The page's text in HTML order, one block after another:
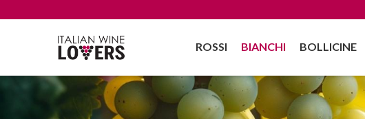
ROSSI BIANCHI BOLLICINE